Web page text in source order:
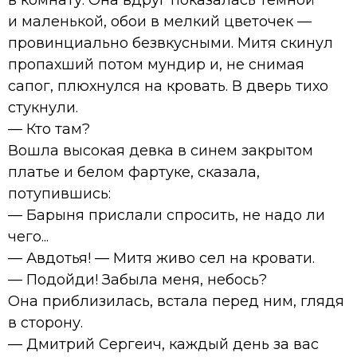
и маленькой, обои в мелкий цветочек —
провинциально безвкусными. Митя скинул
пропахший потом мундир и, не снимая
сапог, плюхнулся на кровать. В дверь тихо
стукнули.
— Кто там?
Вошла высокая девка в синем закрытом
платье и белом фартуке, сказала,
потупившись:
— Барыня прислали спросить, не надо ли
чего...
— Авдотья! — Митя живо сел на кровати.
— Подойди! Забыла меня, небось?
Она приблизилась, встала перед ним, глядя
в сторону.
— Дмитрий Сергеич, каждый день за вас